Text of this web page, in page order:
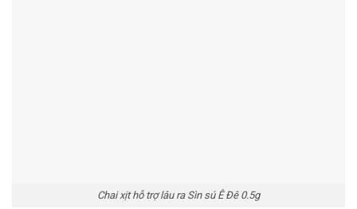
Chai xịt hỗ trợ lâu ra Sìn sú Ê Đê 0.5g